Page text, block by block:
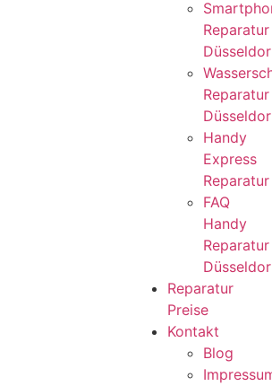
Reparatur
Reparatur
Handy
Express
Reparatur
FAQ
Handy
Reparatur
Reparatur
Preise
Kontakt
Blog